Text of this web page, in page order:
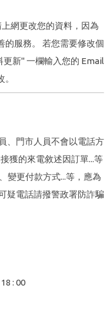
網更改您的資料，因為
的服務。 若您需要修改個
更新" 一欄輸入您的 Email
、門市人員不會以電話方
獲的來電敘述因訂單...等
變更付款方式...等，應為
疑電話請撥警政署防詐騙
: 00